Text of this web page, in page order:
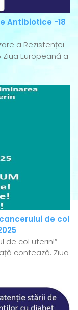
Antibiotice -18
a Rezistenței
Europeană a
de col
de col uterin!”
contează. Ziua